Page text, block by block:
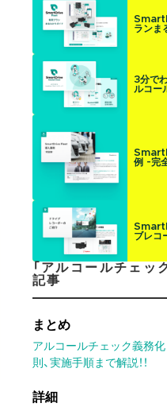
ランま
3分で
ルコー
例 -完
ブレコ
「アルコールチェッ
記事
まとめ
アルコールチェック義務
則、実施手順まで解説！！
詳細